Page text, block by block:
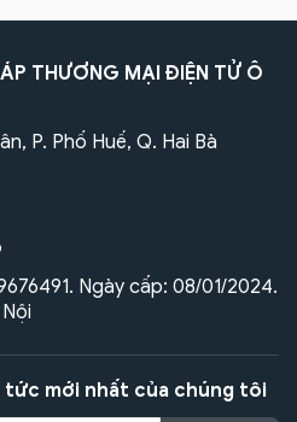
THƯƠNG MẠI ĐIỆN TỬ Ô
P. Phố Huế, Q. Hai Bà
Ngày cấp: 08/01/2024.
mới nhất của chúng tôi